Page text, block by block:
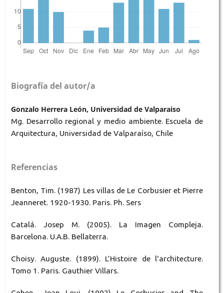
Biografía del autor/a
Gonzalo Herrera León, Universidad de Valparaiso
Mg. Desarrollo regional y medio ambiente. Escuela de
Arquitectura, Universidad de Valparaíso, Chile
Referencias
Benton, Tim. (1987) Les villas de Le Corbusier et Pierre
Jeanneret. 1920-1930. Paris. Ph. Sers
Catalá. Josep M. (2005). La Imagen Compleja.
Barcelona. U.A.B. Bellaterra.
Choisy. Auguste. (1899). L’Histoire de l'architecture.
Tomo 1. Paris. Gauthier Villars.